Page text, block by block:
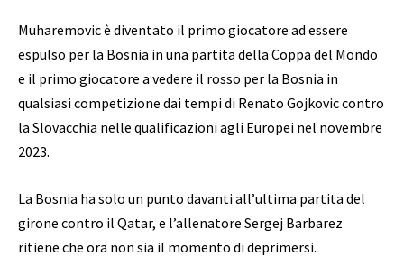
Muharemovic è diventato il primo giocatore ad essere
espulso per la Bosnia in una partita della Coppa del Mondo
e il primo giocatore a vedere il rosso per la Bosnia in
qualsiasi competizione dai tempi di Renato Gojkovic contro
la Slovacchia nelle qualificazioni agli Europei nel novembre
2023.
La Bosnia ha solo un punto davanti all’ultima partita del
girone contro il Qatar, e l’allenatore Sergej Barbarez
ritiene che ora non sia il momento di deprimersi.